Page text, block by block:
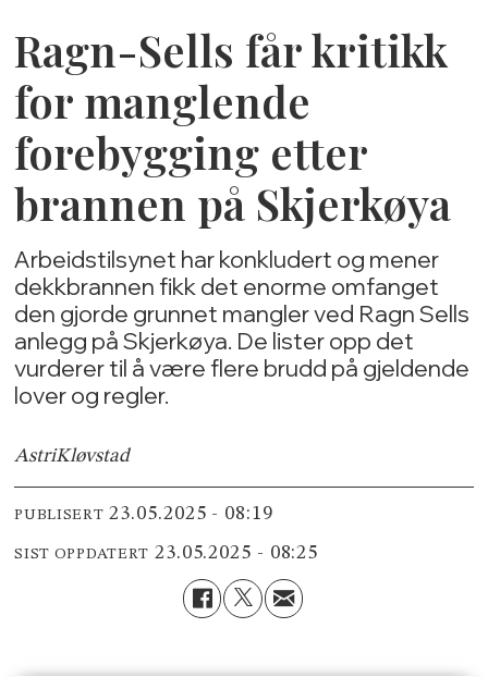
Ragn-Sells får kritikk
for manglende
forebygging etter
brannen på Skjerkøya
Arbeidstilsynet har konkludert og mener
dekkbrannen fikk det enorme omfanget
den gjorde grunnet mangler ved Ragn Sells
anlegg på Skjerkøya. De lister opp det
vurderer til å være flere brudd på gjeldende
lover og regler.
AstriKløvstad
PUBLISERT 23.05.2025 - 08:19
SIST OPPDATERT 23.05.2025 - 08:25